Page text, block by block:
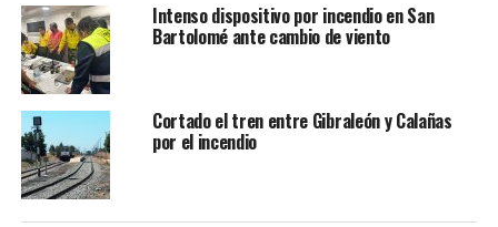
Intenso dispositivo por incendio en San
Bartolomé ante cambio de viento
Cortado el tren entre Gibraleón y Calañas
por el incendio